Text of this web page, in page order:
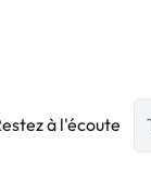
à l'écoute